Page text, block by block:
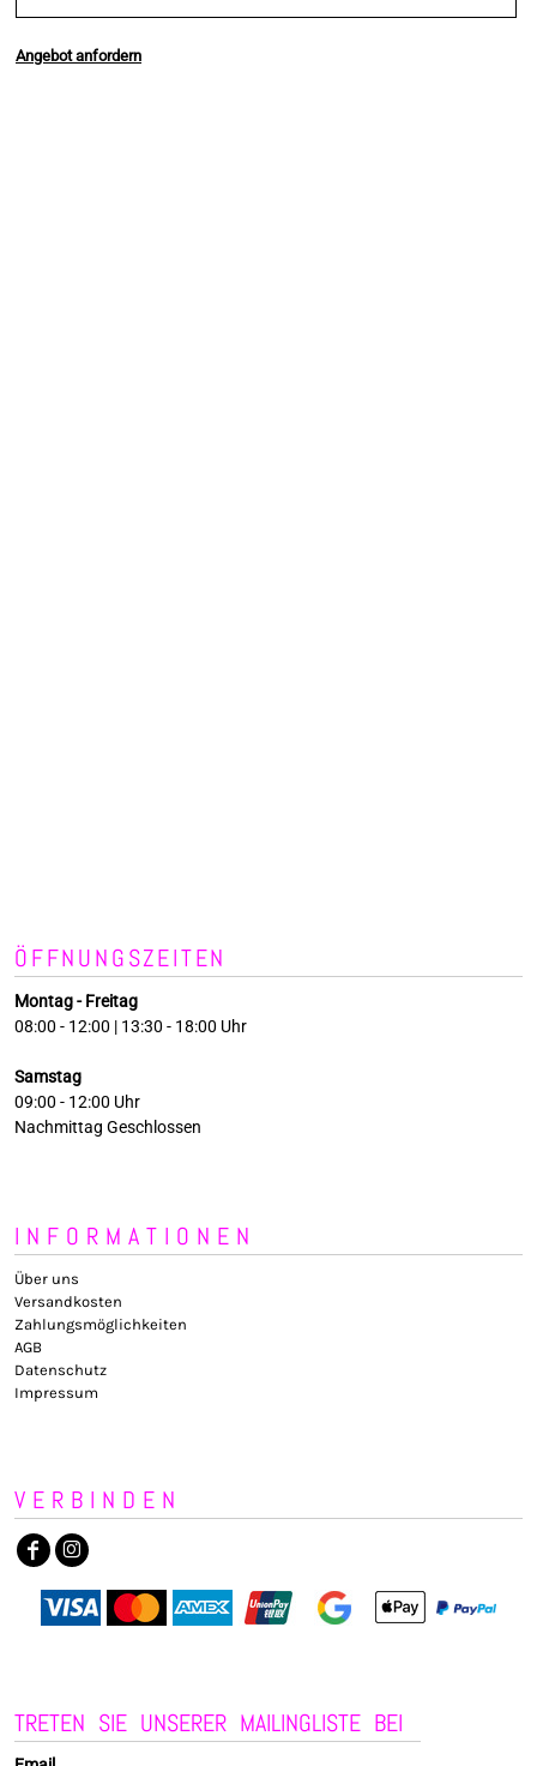
Angebot anfordern
ÖFFNUNGSZEITEN
Montag - Freitag
08:00 - 12:00 | 13:30 - 18:00 Uhr
Samstag
09:00 - 12:00 Uhr
Nachmittag Geschlossen
INFORMATIONEN
Über uns
Versandkosten
Zahlungsmöglichkeiten
AGB
Datenschutz
Impressum
VERBINDEN
TRETEN SIE UNSERER MAILINGLISTE BEI